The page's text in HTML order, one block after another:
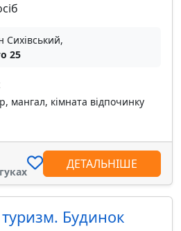
Сихівський,
25
мангал, кімната відпочинку
ДЕТАЛЬНІШЕ
Будинок